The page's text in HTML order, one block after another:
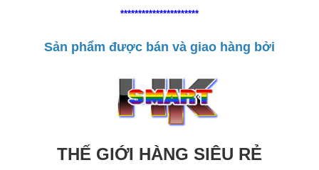
**********************
Sản phẩm được bán và giao hàng bởi
THẾ GIỚI HÀNG SIÊU RẺ